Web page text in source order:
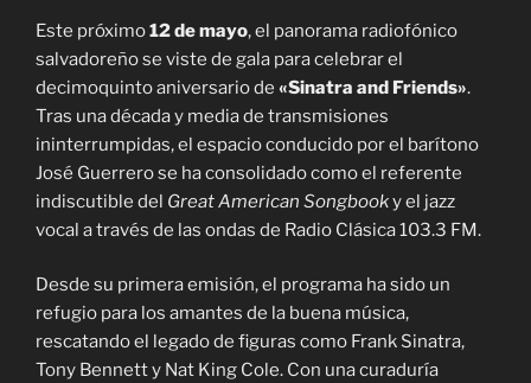
Este próximo12 de mayo, el panorama radiofónico
salvadoreño se viste de gala para celebrar el
decimoquinto aniversario de «Sinatra and Friends».
Tras una década y media de transmisiones
ininterrumpidas, el espacio conducido por el barítono
José Guerrero se ha consolidado como el referente
indiscutible del Great American Songbooky el jazz
vocal a través de las ondas de Radio Clásica 103.3 FM.
Desde su primera emisión, el programa ha sido un
refugio para los amantes de la buena música,
rescatando el legado de figuras como Frank Sinatra,
Tony Bennett y Nat King Cole. Con una curaduría